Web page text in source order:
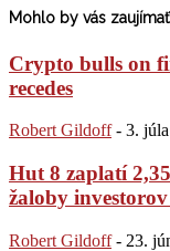
Mohlo by vás zaujímať
Crypto bulls on
recedes
Robert Gildoff - 3.
Hut 8 zaplatí
žaloby
Robert Gildoff - 23.